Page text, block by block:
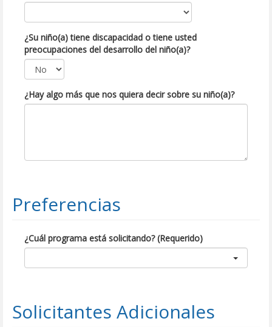
¿Su niño(a) tiene discapacidad o tiene usted
preocupaciones del desarrollo del niño(a)?
¿Hay algo más que nos quiera decir sobre su niño(a)?
Preferencias
¿Cuál programa está solicitando? (Requerido)
Solicitantes Adicionales